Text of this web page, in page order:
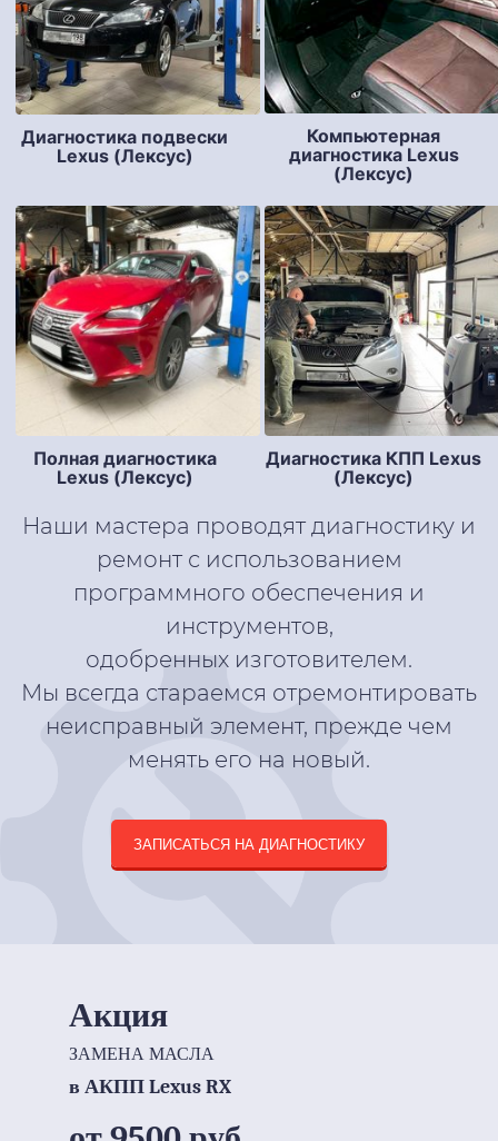
Диагностика подвески
Lexus (Лексус)
Компьютерная
диагностика Lexus
(Лексус)
Полная диагностика
Lexus (Лексус)
Диагностика КПП Lexus
(Лексус)
Наши мастера проводят диагностику и
ремонт с использованием
программного обеспечения и
инструментов,
одобренных изготовителем.
Мы всегда стараемся отремонтировать
неисправный элемент, прежде чем
менять его на новый.
ЗАПИСАТЬСЯ НА ДИАГНОСТИКУ
Акция
ЗАМЕНА МАСЛА
в АКПП Lexus RX